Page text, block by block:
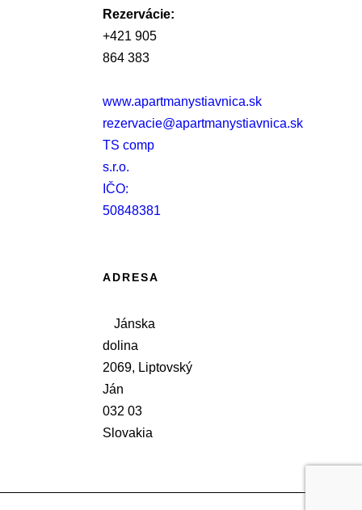
Rezervácie:
+421 905
864 383
www.apartmanystiavnica.sk
rezervacie@apartmanystiavnica.sk
TS comp
s.r.o.
IČO:
50848381
ADRESA
Jánska
dolina
2069, Liptovský
Ján
032 03
Slovakia